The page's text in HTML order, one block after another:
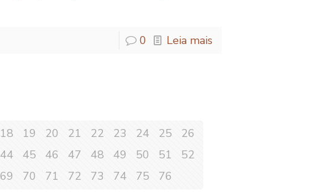
0 Leia mais
18 19 20 21 22 23 24 25
26
44 45 46 47 48 49 50 51
52
69 70 71 72 73 74 75 76